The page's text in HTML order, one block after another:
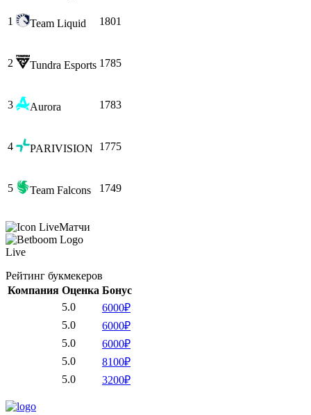
1 Team Liquid 1801
2 Tundra Esports 1785
3 Aurora 1783
4 PARIVISION 1775
5 Team Falcons 1749
Матчи
Live
Рейтинг букмекеров
Компания Оценка Бонус
5.0
6000₽
5.0
6000₽
5.0
6000₽
5.0
8100₽
5.0
3200₽